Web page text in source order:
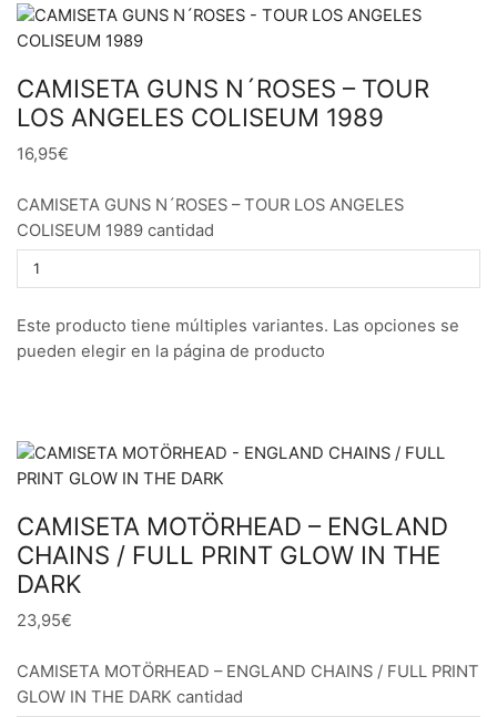
CAMISETA GUNS N´ROSES – TOUR
LOS ANGELES COLISEUM 1989
16,95€
CAMISETA GUNS N´ROSES – TOUR LOS ANGELES
COLISEUM 1989 cantidad
Este producto tiene múltiples variantes. Las opciones se
pueden elegir en la página de producto
CAMISETA MOTÖRHEAD – ENGLAND
CHAINS / FULL PRINT GLOW IN THE
DARK
23,95€
CAMISETA MOTÖRHEAD – ENGLAND CHAINS / FULL PRINT
GLOW IN THE DARK cantidad